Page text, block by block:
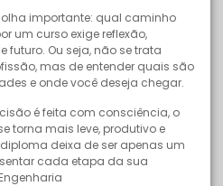
importante: qual caminho
um curso exige reflexão,
futuro. Ou seja, não se trata
mas de entender quais são
e onde você deseja chegar.
é feita com consciência, o
torna mais leve, produtivo e
deixa de ser apenas um
cada etapa da sua